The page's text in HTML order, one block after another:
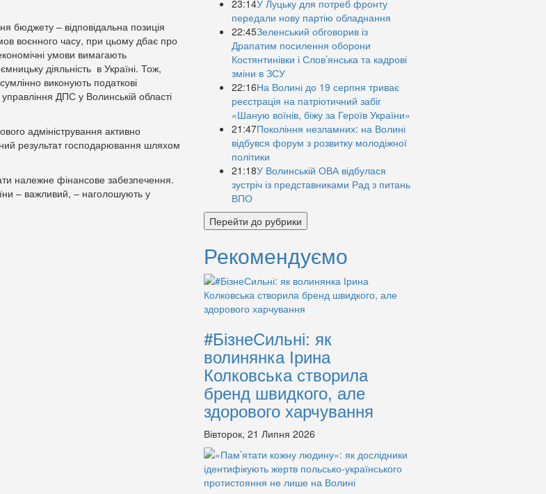
бюджету – відповідальна позиція
воєнного часу, при цьому дбає про
умови вимагають
діяльність в Україні. Тож,
виконують податкові
ДПС у Волинській області
адміністрування активно
результат господарювання шляхом
належне фінансове забезпечення.
– важливий, – наголошують у
23:14У Луцьку для потреб фронту
передали нову партію обладнання
22:45Зеленський обговорив із
Драпатим посилення оборони
Костянтинівки і Слов’янська та кадрові
зміни в ЗСУ
22:16На Волині до 19 серпня триває
реєстрація на патріотичний забіг
«Шаную воїнів, біжу за Героїв України»
21:47Покоління незламних: на Волині
відбувся форум з розвитку молодіжної
політики
21:18У Волинській ОВА відбулася
зустріч із представниками Рад з питань
ВПО
Перейти до рубрики
Рекомендуємо
#БізнеСильні: як
волинянка Ірина
Колковська створила
бренд швидкого, але
здорового харчування
Вівторок, 21 Липня 2026